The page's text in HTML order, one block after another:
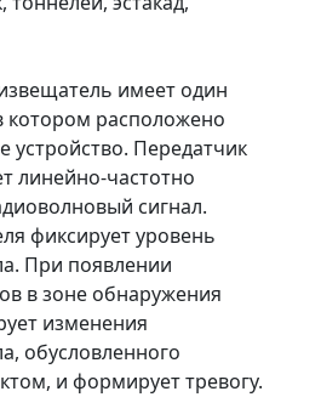
имеет один
котором расположено
Передатчик
линейно-частотно
сигнал.
фиксирует уровень
При появлении
в зоне обнаружения
изменения
обусловленного
и формирует тревогу.